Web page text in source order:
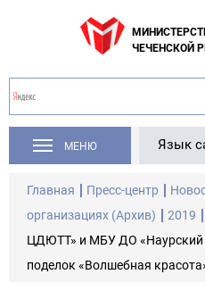
ЧЕЧЕНСКОЙ
МЕНЮ Язык
Главная Пресс-центр
организациях (Архив)
2019
ЦДЮТТ» и МБУ ДО «Наурский
поделок «Волшебная